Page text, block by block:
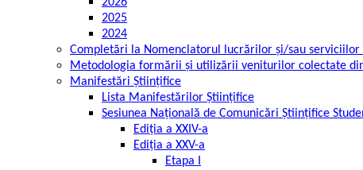
2025
2024
Completări la Nomenclatorul lucrărilor și/sau serviciilor
Metodologia formării și utilizării veniturilor colectate
Manifestări Științifice
Lista Manifestărilor Științifice
Sesiunea Națională de Comunicări Științifice
Ediția a XXIV-a
Ediția a XXV-a
Etapa I